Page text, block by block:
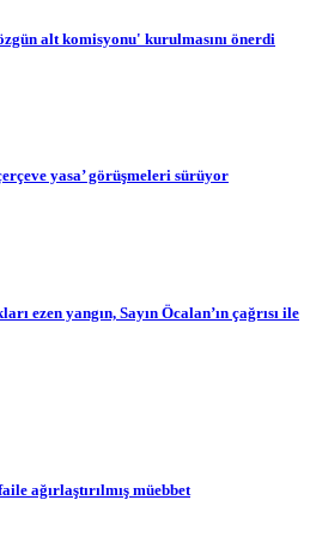
alt komisyonu' kurulmasını önerdi
yasa’ görüşmeleri sürüyor
ezen yangın, Sayın Öcalan’ın çağrısı ile
ağırlaştırılmış müebbet